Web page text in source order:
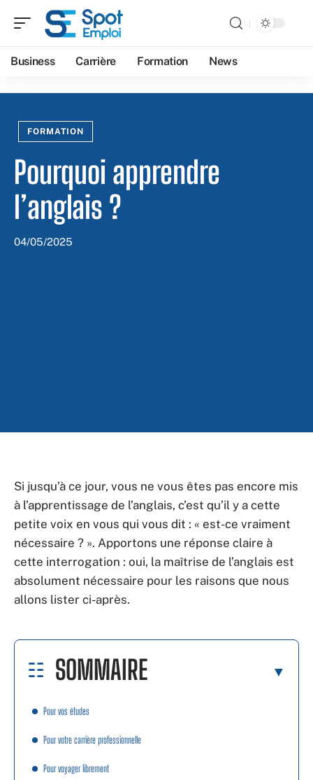
Business Carrière Formation News
FORMATION
Pourquoi apprendre
l’anglais ?
04/05/2025
Si jusqu’à ce jour, vous ne vous êtes pas encore mis
à l’apprentissage de l’anglais, c’est qu’il y a cette
petite voix en vous qui vous dit : « est-ce vraiment
nécessaire ? ». Apportons une réponse claire à
cette interrogation : oui, la maîtrise de l’anglais est
absolument nécessaire pour les raisons que nous
allons lister ci-après.
SOMMAIRE
Pour vos études
Pour votre carrière professionnelle
Pour voyager librement